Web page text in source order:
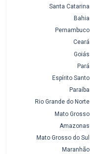
Maranhão
Mato Grosso do Sul
Amazonas
Mato Grosso
Rio Grande do Norte
Paraíba
Espírito Santo
Pará
Goiás
Ceará
Pernambuco
Bahia
Santa Catarina